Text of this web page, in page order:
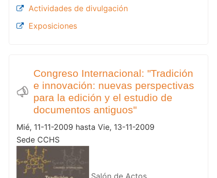
Actividades de divulgación
Exposiciones
Congreso Internacional: "Tradición
e innovación: nuevas perspectivas
para la edición y el estudio de
documentos antiguos"
Mié, 11-11-2009 hasta Vie, 13-11-2009
Sede CCHS